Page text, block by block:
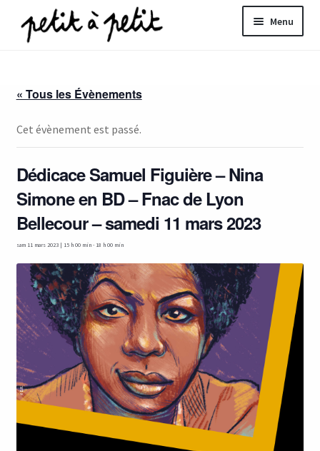
Aller
à
Aller
au
Menu
« Tous les Évènements
Cet évènement est passé.
Dédicace Samuel Figuière – Nina
Simone en BD – Fnac de Lyon
Bellecour – samedi 11 mars 2023
sam 11 mars 2023 | 15 h 00 min- 18 h 00 min